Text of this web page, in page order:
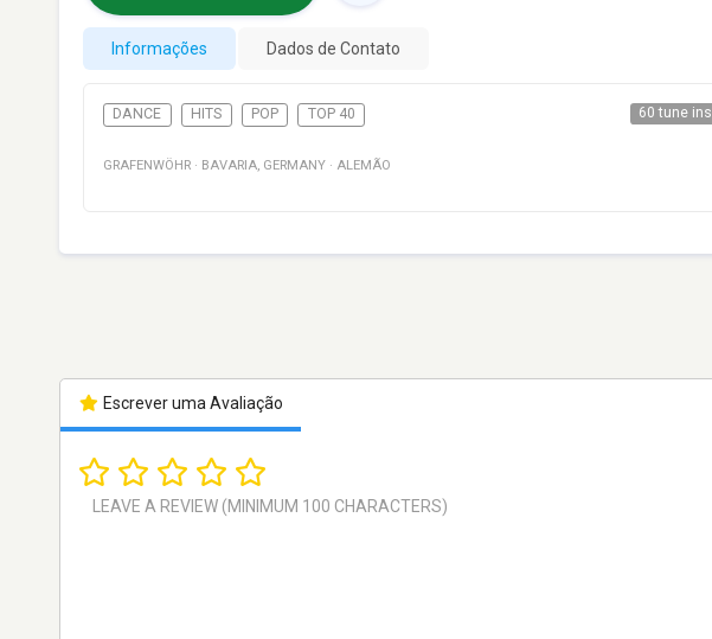
Informações Dados de Contato
DANCE HITS POP TOP 40 60 tune ins
GRAFENWÖHR · BAVARIA, GERMANY · ALEMÃO
Escrever uma Avaliação